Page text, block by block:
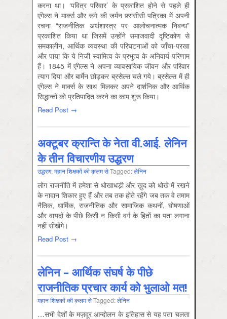
करना था। ‘पवित्र परिवार’ के प्रकाशित होने से पहले ही
एंगेल्स ने मार्क्स और रूगे की जर्मन फ़्रांसीसी पत्रिका में अपनी
रचना “राजनीतिक अर्थशास्त्र पर आलोचनात्मक निबन्ध”
प्रकाशित किया था जिसमें उन्होंने समाजवादी दृष्टिकोण से
समकालीन, आर्थिक व्यवस्था की परिघटनाओं को जाँचा-परखा
और पाया कि ये निजी स्वामित्व के प्रभुत्व के अनिवार्य परिणाम
हैं। 1845 में एंगेल्स ने अपना व्यावसायिक जीवन और परिवार
त्याग दिया और बार्मेन छोड़कर ब्रसेल्स चले गये। ब्रसेल्स में ही
एंगेल्स ने मार्क्स के साथ मिलकर अपने दार्शनिक और आर्थिक
सिद्धान्तों को प्रतिपादित करने का काम शुरू किया।
Read Post →
अक्टूबर क्रान्ति के नेता वी.आई. लेनिन
के तीन विचारणीय उद्धरण
उद्धरण, महान शिक्षकों की क़लम सेTagged:लेनिन
लोग राजनीति में हमेशा से धोखाधड़ी और ख़ुद को धोखे में रखने
के नादान शिकार हुए हैं और तब तक होते रहेंगे जब तक वे तमाम
नैतिक, धार्मिक, राजनीतिक और सामाजिक कथनों, घोषणाओं
और वायदों के पीछे किसी न किसी वर्ग के हितों का पता लगाना
नहीं सीखेंगे।
Read Post →
लेनिन – आर्थिक संघर्ष के पीछे
राजनीतिक प्रचार कार्य को भुलाओ मत!
महान शिक्षकों की क़लम सेTagged:लेनिन
…सभी देशों के मज़दूर आन्दोलन के इतिहास से यह पता चलता